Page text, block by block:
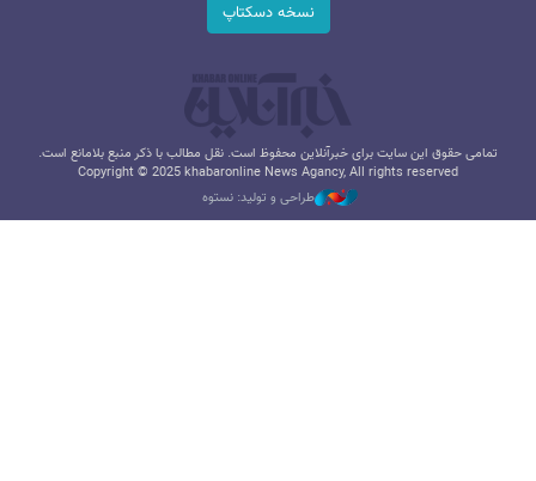
نسخه دسکتاپ
تمامی حقوق این سایت برای خبرآنلاین محفوظ است. نقل مطالب با ذکر منبع بلامانع است.
Copyright © 2025 khabaronline News Agancy, All rights reserved
طراحی و تولید: نستوه